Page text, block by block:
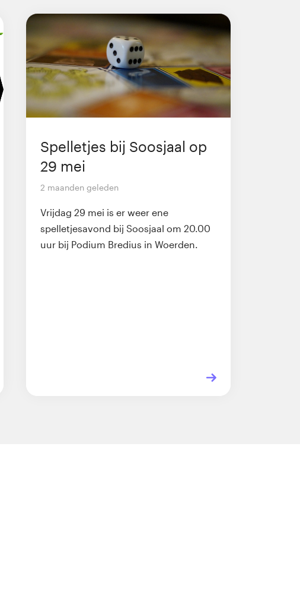
Spelletjes bij Soosjaal op
29 mei
2 maanden geleden
Vrijdag 29 mei is er weer ene
spelletjesavond bij Soosjaal om 20.00
uur bij Podium Bredius in Woerden.